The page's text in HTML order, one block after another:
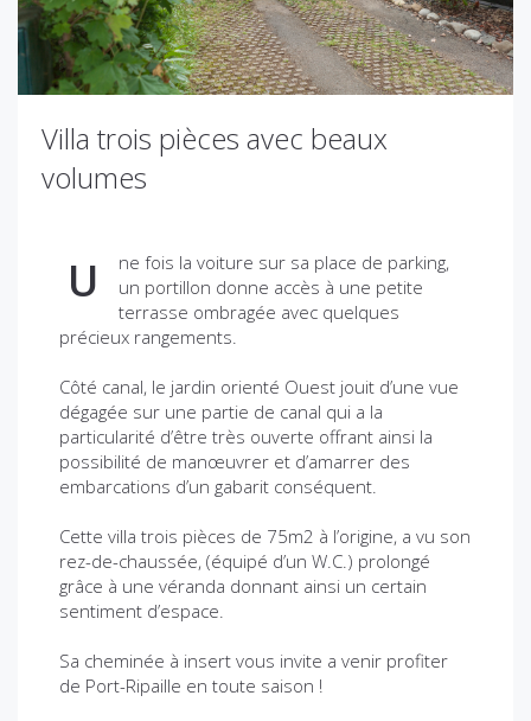
Villa trois pièces avec beaux
volumes
U
ne fois la voiture sur sa place de parking,
un portillon donne accès à une petite
terrasse ombragée avec quelques
précieux rangements.
Côté canal, le jardin orienté Ouest jouit d’une vue
dégagée sur une partie de canal qui a la
particularité d’être très ouverte offrant ainsi la
possibilité de manœuvrer et d’amarrer des
embarcations d’un gabarit conséquent.
Cette villa trois pièces de 75m2 à l’origine, a vu son
rez-de-chaussée, (équipé d’un W.C.) prolongé
grâce à une véranda donnant ainsi un certain
sentiment d’espace.
Sa cheminée à insert vous invite a venir profiter
de Port-Ripaille en toute saison !